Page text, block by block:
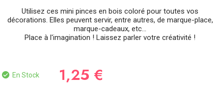
Utilisez ces mini pinces en bois coloré pour toutes vos
décorations. Elles peuvent servir, entre autres, de marque-place,
marque-cadeaux, etc...
Place à l'imagination ! Laissez parler votre créativité !
En Stock 1,25 €